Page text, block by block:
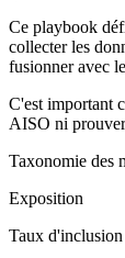
Ce playbook
collecter les
fusionner avec
C'est important
AISO ni
Taxonomie des
Exposition
Taux